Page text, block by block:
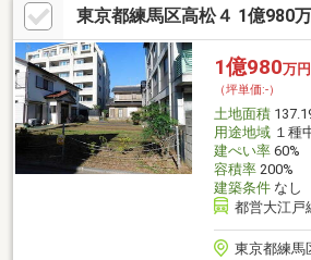
東京都練馬区高松４ 1億980
1億980万円
（坪単価:-）
土地面積
用途地域１種
建ぺい率60%
容積率200%
建築条件なし
都営大江戸
東京都練馬